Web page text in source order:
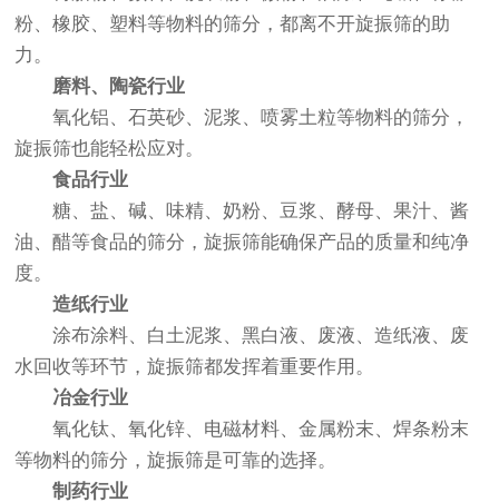
粉、橡胶、塑料等物料的筛分，都离不开旋振筛的助
力。
磨料、陶瓷行业
氧化铝、石英砂、泥浆、喷雾土粒等物料的筛分，
旋振筛也能轻松应对。
食品行业
糖、盐、碱、味精、奶粉、豆浆、酵母、果汁、酱
油、醋等食品的筛分，旋振筛能确保产品的质量和纯净
度。
造纸行业
涂布涂料、白土泥浆、黑白液、废液、造纸液、废
水回收等环节，旋振筛都发挥着重要作用。
冶金行业
氧化钛、氧化锌、电磁材料、金属粉末、焊条粉末
等物料的筛分，旋振筛是可靠的选择。
制药行业